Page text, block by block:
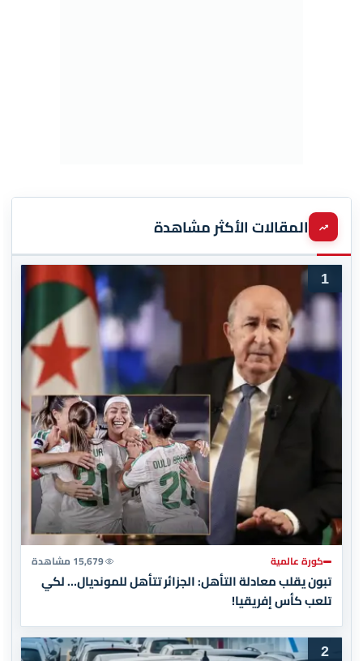
المقالات الأكثر مشاهدة
1
كورة عالمية 15,679 مشاهدة
تبون يقلب معادلة التأهل: الجزائر تتأهل للمونديال… لكي
تلعب كأس إفريقيا!
2